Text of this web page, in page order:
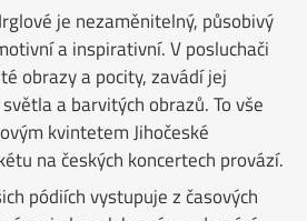
je nezaměnitelný, působivý
a inspirativní. V posluchači
obrazy a pocity, zavádí jej
a barvitých obrazů. To vše
kvintetem Jihočeské
na českých koncertech provází.
pódiích vystupuje z časových